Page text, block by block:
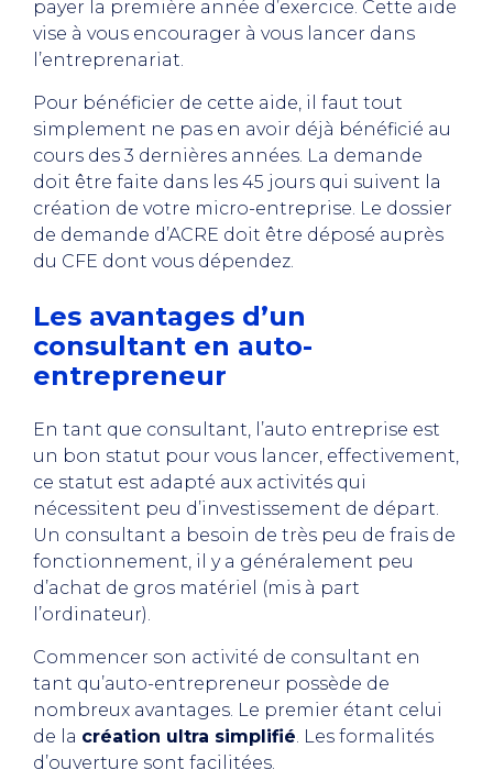
payer la première année d’exercice. Cette aide
vise à vous encourager à vous lancer dans
l’entreprenariat.
Pour bénéficier de cette aide, il faut tout
simplement ne pas en avoir déjà bénéficié au
cours des 3 dernières années. La demande
doit être faite dans les 45 jours qui suivent la
création de votre micro-entreprise. Le dossier
de demande d’ACRE doit être déposé auprès
du CFE dont vous dépendez.
Les avantages d’un
consultant en auto-
entrepreneur
En tant que consultant, l’auto entreprise est
un bon statut pour vous lancer, effectivement,
ce statut est adapté aux activités qui
nécessitent peu d’investissement de départ.
Un consultant a besoin de très peu de frais de
fonctionnement, il y a généralement peu
d’achat de gros matériel (mis à part
l’ordinateur).
Commencer son activité de consultant en
tant qu’auto-entrepreneur possède de
nombreux avantages. Le premier étant celui
de la création ultra simplifié. Les formalités
d’ouverture sont facilitées.